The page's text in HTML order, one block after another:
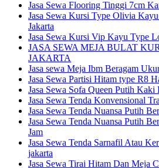
Jasa Sewa Flooring Tinggi 7cm
Jasa Sewa Kursi Type Olivia
Jakarta
Jasa Sewa Kursi Vip Kayu Type
JASA SEWA MEJA BULAT
JAKARTA
Jasa sewa Meja Ibm Beragam
Jasa Sewa Partisi Hitam type R8
Jasa Sewa Sofa Queen Putih
Jasa Sewa Tenda Konvensional
Jasa Sewa Tenda Nuansa Putih
Jasa Sewa Tenda Nuansa Putih
Jam
Jasa Sewa Tenda Sarnafil Atau
jakarta
Jasa Sewa Tirai Hitam Dan Meja